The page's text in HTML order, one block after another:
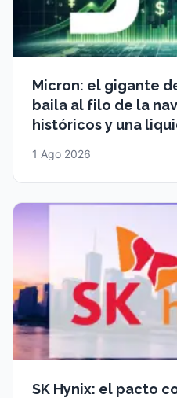
Micron: el gigante
baila al filo de la
históricos y una
1 Ago 2026
SK Hynix: el pacto